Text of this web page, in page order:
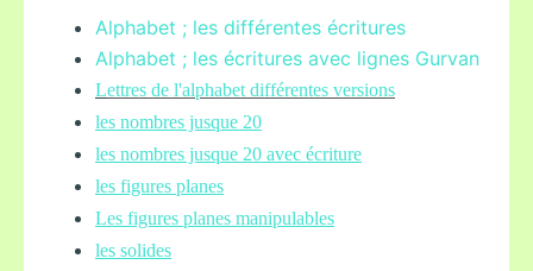
Alphabet ; les différentes écritures
Alphabet ; les écritures avec lignes Gurvan
Lettres de l'alphabet différentes versions
les nombres jusque 20
les nombres jusque 20 avec écriture
les figures planes
Les figures planes manipulables
les solides